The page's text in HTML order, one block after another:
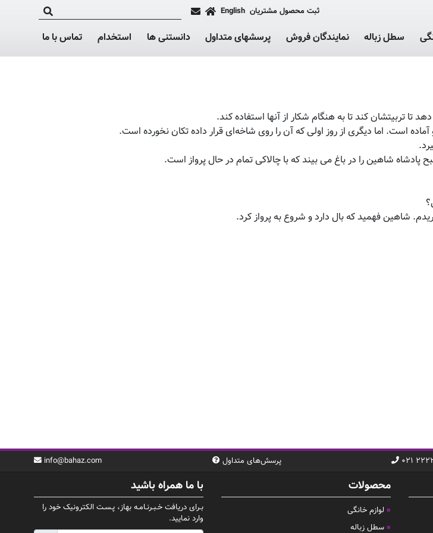
ثبت محصول مشتریان English
سطل زباله نمایندگان فروش پرسشهای متداول دانستنی ها استخدام تماس با ما
تا تربیتشان کند تا به هنگام شکار از آنها استفاده کند.
است. اما دیگری از روز اولی که آن را روی شاخه‌ای قرار داده تکان نخورده است.
پادشاه شاهین را در باغ می بیند که با چالاکی تمام در حال پرواز است.
شاهین فهمید که بال دارد و شروع به پرواز کرد.
info@bahaz.com پرسش‌های متداول
محصولات
لوازم خانگی
سطل زباله
با ما همراه باشید
بـرای دریافت خـبـرنـامـه بهاز، پـسـت الکترونیک خود را
وارد نمایید.